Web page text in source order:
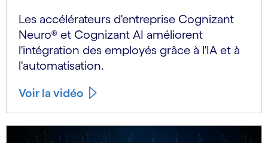
Les accélérateurs d'entreprise Cognizant
Neuro® et Cognizant AI améliorent
l'intégration des employés grâce à l'IA et à
l'automatisation.
Voir la vidéo